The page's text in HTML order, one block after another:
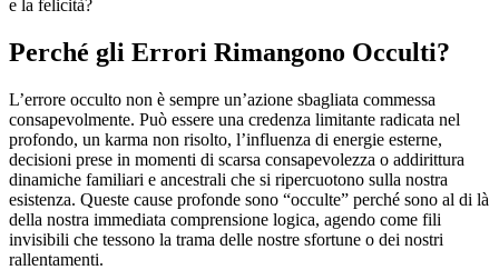
e la felicità?
Perché gli Errori Rimangono Occulti?
L’errore occulto non è sempre un’azione sbagliata commessa
consapevolmente. Può essere una credenza limitante radicata nel
profondo, un karma non risolto, l’influenza di energie esterne,
decisioni prese in momenti di scarsa consapevolezza o addirittura
dinamiche familiari e ancestrali che si ripercuotono sulla nostra
esistenza. Queste cause profonde sono “occulte” perché sono al di là
della nostra immediata comprensione logica, agendo come fili
invisibili che tessono la trama delle nostre sfortune o dei nostri
rallentamenti.